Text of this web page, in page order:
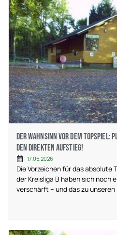
Der Wahnsinn vor dem
den direkten Aufstieg!
17.05.2026
Die Vorzeichen für das absolute
der Kreisliga B haben sich noch
verschärft – und das zu unseren